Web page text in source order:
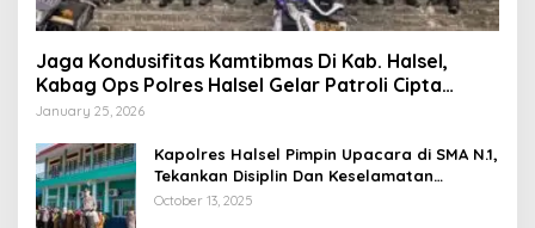
Jaga Kondusifitas Kamtibmas Di Kab. Halsel,
Kabag Ops Polres Halsel Gelar Patroli Cipta
Kondisi
January 25, 2026
Kapolres Halsel Pimpin Upacara di SMA N.1,
Tekankan Disiplin Dan Keselamatan
Berkendara
October 13, 2025